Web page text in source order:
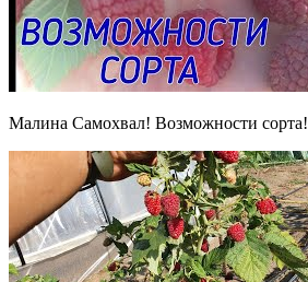
Малина Самохвал! Возможности сорта!